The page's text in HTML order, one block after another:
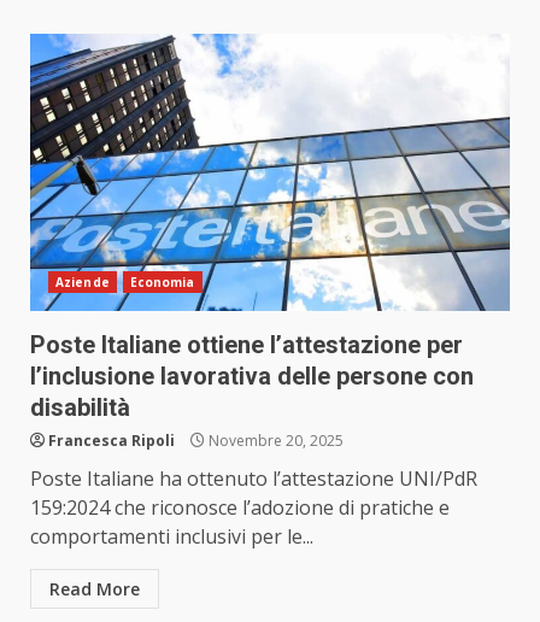
Aziende Economia
Poste Italiane ottiene l’attestazione per
l’inclusione lavorativa delle persone con
disabilità
Francesca Ripoli Novembre 20, 2025
Poste Italiane ha ottenuto l’attestazione UNI/PdR
159:2024 che riconosce l’adozione di pratiche e
comportamenti inclusivi per le...
Read More